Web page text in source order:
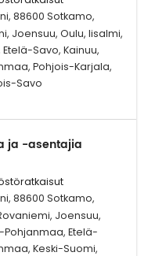
88600 Sotkamo,
Joensuu, Oulu, Iisalmi,
Savo, Kainuu,
Pohjois-Karjala,
Savo
ja -asentajia
88600 Sotkamo,
Joensuu,
Pohjanmaa, Etelä-
Keski-Suomi,